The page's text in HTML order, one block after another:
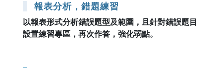
報表分析，錯題練習
以報表形式分析錯誤題型及範圍，且針對錯誤題目
設置練習專區，再次作答，強化弱點。